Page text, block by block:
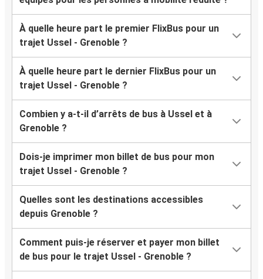
À quelle heure part le premier FlixBus pour un
trajet Ussel - Grenoble ?
À quelle heure part le dernier FlixBus pour un
trajet Ussel - Grenoble ?
Combien y a-t-il d’arrêts de bus à Ussel et à
Grenoble ?
Dois-je imprimer mon billet de bus pour mon
trajet Ussel - Grenoble ?
Quelles sont les destinations accessibles
depuis Grenoble ?
Comment puis-je réserver et payer mon billet
de bus pour le trajet Ussel - Grenoble ?